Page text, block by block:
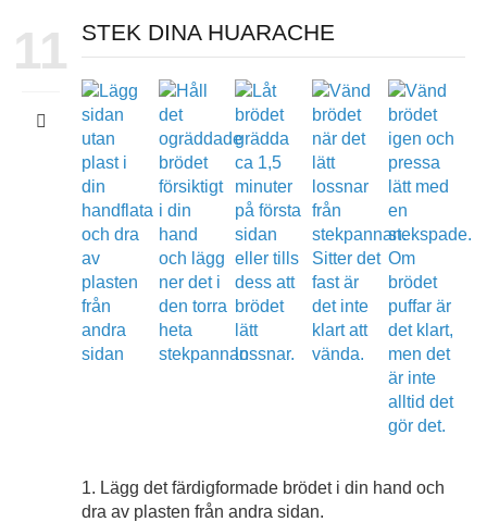
11 STEK DINA HUARACHE
1. Lägg det färdigformade brödet i din hand och
dra av plasten från andra sidan.